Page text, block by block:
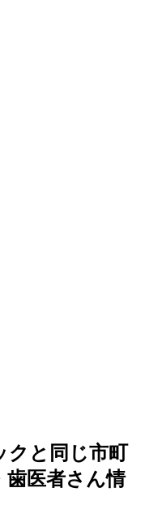
クと同じ市町
歯医者さん情